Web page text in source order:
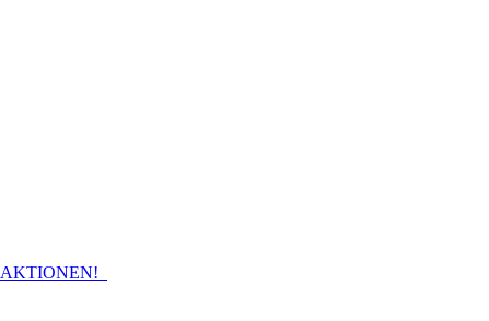
AKTIONEN!